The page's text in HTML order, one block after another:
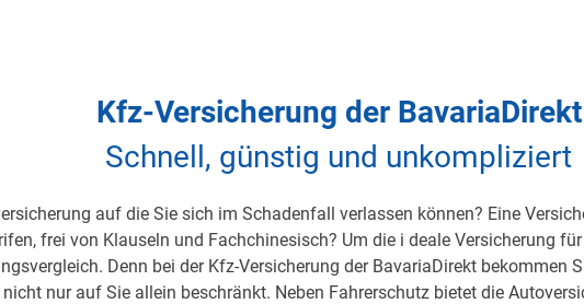
Kfz-Versicherung der BavariaDirekt
Schnell, günstig und unkompliziert
auf die Sie sich im Schadenfall verlassen können? Eine
frei von Klauseln und Fachchinesisch? Um die i deale Versicherung
Denn bei der Kfz-Versicherung der BavariaDirekt bekommen
nur auf Sie allein beschränkt. Neben Fahrerschutz bietet die